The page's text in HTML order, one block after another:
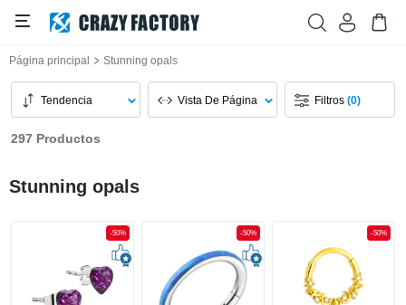
Página principal Stunning opals
Tendencia Vista De Página Filtros(0)
297 Productos
Stunning opals
-50% -50% -50%